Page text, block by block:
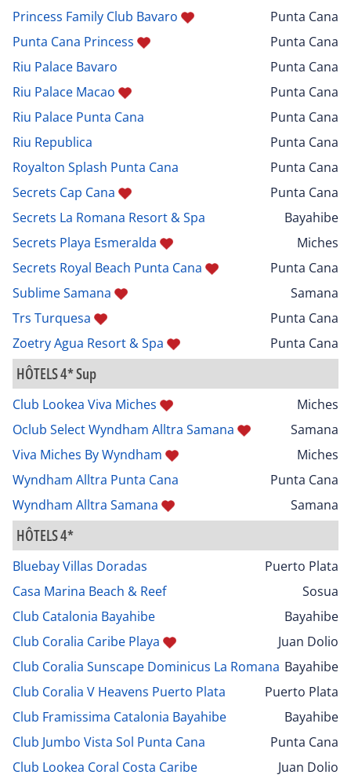
Princess Family Club Bavaro
Punta Cana
Punta Cana Princess
Punta Cana
Riu Palace Bavaro
Punta Cana
Riu Palace Macao
Punta Cana
Riu Palace Punta Cana
Punta Cana
Riu Republica
Punta Cana
Royalton Splash Punta Cana
Punta Cana
Secrets Cap Cana
Punta Cana
Secrets La Romana Resort & Spa
Bayahibe
Secrets Playa Esmeralda
Miches
Secrets Royal Beach Punta Cana
Punta Cana
Sublime Samana
Samana
Trs Turquesa
Punta Cana
Zoetry Agua Resort & Spa
Punta Cana
HÔTELS 4* Sup
Club Lookea Viva Miches
Miches
Oclub Select Wyndham Alltra Samana
Samana
Viva Miches By Wyndham
Miches
Wyndham Alltra Punta Cana
Punta Cana
Wyndham Alltra Samana
Samana
HÔTELS 4*
Bluebay Villas Doradas
Puerto Plata
Casa Marina Beach & Reef
Sosua
Club Catalonia Bayahibe
Bayahibe
Club Coralia Caribe Playa
Juan Dolio
Club Coralia Sunscape Dominicus La Romana Bayahibe
Club Coralia V Heavens Puerto Plata
Puerto Plata
Club Framissima Catalonia Bayahibe
Bayahibe
Club Jumbo Vista Sol Punta Cana
Punta Cana
Club Lookea Coral Costa Caribe
Juan Dolio